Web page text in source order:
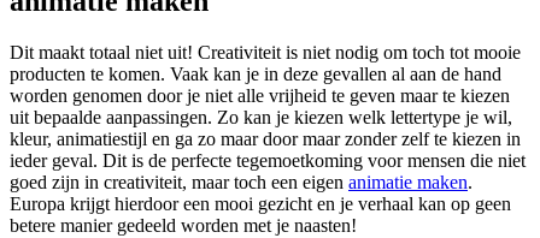
Dit maakt totaal niet uit! Creativiteit is niet nodig om toch tot mooie
producten te komen. Vaak kan je in deze gevallen al aan de hand
worden genomen door je niet alle vrijheid te geven maar te kiezen
uit bepaalde aanpassingen. Zo kan je kiezen welk lettertype je wil,
kleur, animatiestijl en ga zo maar door maar zonder zelf te kiezen in
ieder geval. Dit is de perfecte tegemoetkoming voor mensen die niet
goed zijn in creativiteit, maar toch een eigen animatie maken.
Europa krijgt hierdoor een mooi gezicht en je verhaal kan op geen
betere manier gedeeld worden met je naasten!